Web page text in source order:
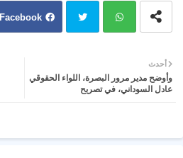
Facebook
ter atsa
أحدث
وأوضح مدير مرور البصرة، اللواء الحقوقي
عادل السوداني، في تصريح